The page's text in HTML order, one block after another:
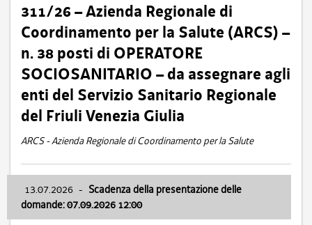
311/26 – Azienda Regionale di
Coordinamento per la Salute (ARCS) –
n. 38 posti di OPERATORE
SOCIOSANITARIO – da assegnare agli
enti del Servizio Sanitario Regionale
del Friuli Venezia Giulia
ARCS - Azienda Regionale di Coordinamento per la Salute
13.07.2026 - Scadenza della presentazione delle
domande: 07.09.2026 12:00